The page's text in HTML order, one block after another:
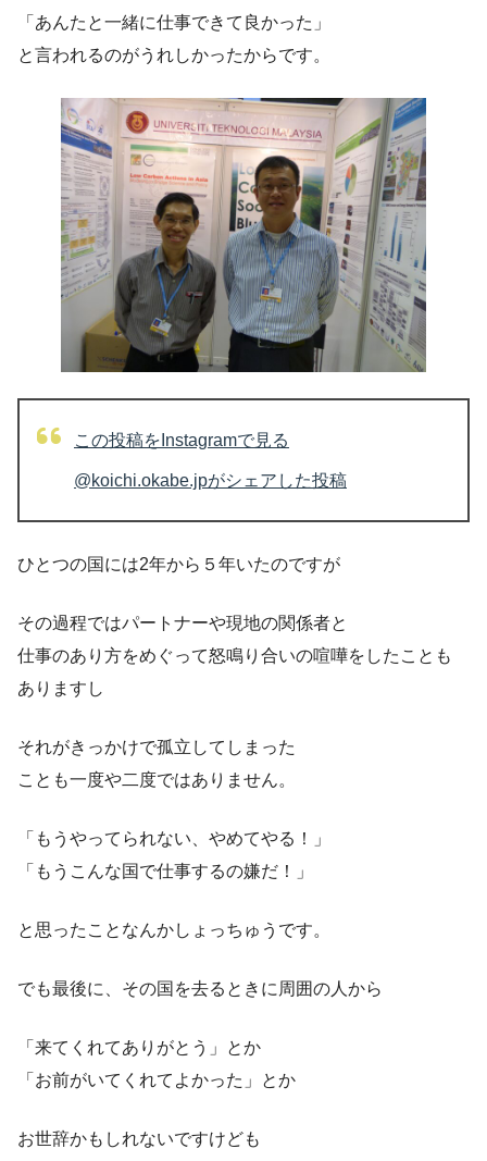
「あんたと一緒に仕事できて良かった」
と言われるのがうれしかったからです。
この投稿をInstagramで見る
@koichi.okabe.jpがシェアした投稿
ひとつの国には2年から５年いたのですが
その過程ではパートナーや現地の関係者と
仕事のあり方をめぐって怒鳴り合いの喧嘩をしたことも
ありますし
それがきっかけで孤立してしまった
ことも一度や二度ではありません。
「もうやってられない、やめてやる！」
「もうこんな国で仕事するの嫌だ！」
と思ったことなんかしょっちゅうです。
でも最後に、その国を去るときに周囲の人から
「来てくれてありがとう」とか
「お前がいてくれてよかった」とか
お世辞かもしれないですけども